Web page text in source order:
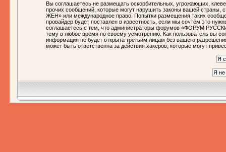
Вы соглашаетесь не размещать оскорбительных, угрожающих,
прочих сообщений, которые могут нарушить законы вашей
ЖЕН» или международное право. Попытки размещения таких
провайдер будет поставлен в известность, если мы сочтём это
соглашаетесь с тем, что администраторы форумов «ФОРУМ
тему в любое время по своему усмотрению. Как пользователь вы
информация не будет открыта третьим лицам без вашего
может быть ответственна за действия хакеров, которые могут